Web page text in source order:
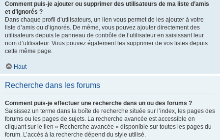
Comment puis-je ajouter ou supprimer des utilisateurs de ma liste d’amis
et d’ignorés ?
Dans chaque profil d’utilisateurs, un lien vous permet de les ajouter à votre
liste d’amis ou d’ignorés. De même, vous pouvez ajouter directement des
utilisateurs depuis le panneau de contrôle de l’utilisateur en saisissant leur
nom d’utilisateur. Vous pouvez également les supprimer de vos listes depuis
cette même page.
Haut
Recherche dans les forums
Comment puis-je effectuer une recherche dans un ou des forums ?
Saisissez un terme dans la boîte de recherche située sur l’index, les pages des
forums ou les pages de sujets. La recherche avancée est accessible en
cliquant sur le lien « Recherche avancée » disponible sur toutes les pages du
forum. L’accès à la recherche dépend du style utilisé.